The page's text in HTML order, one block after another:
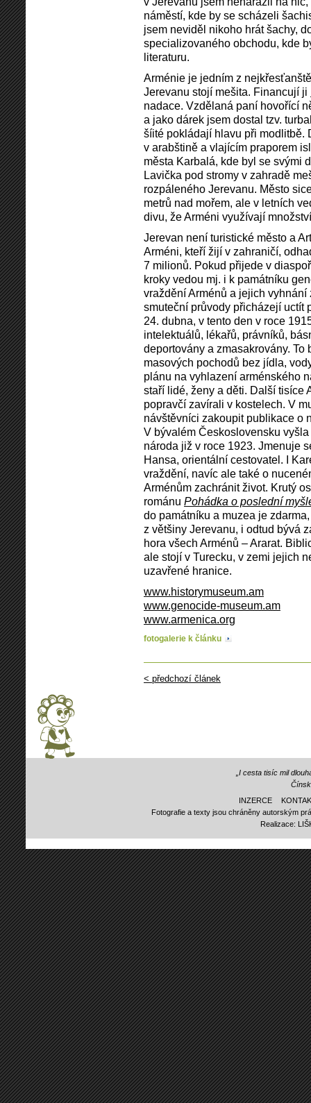
náměstí, kde by se scházeli
jsem neviděl nikoho hrát šachy,
specializovaného obchodu, kde
literaturu.
Arménie je jedním z
Jerevanu stojí mešita. Financují ji
nadace. Vzdělaná paní hovořící
a jako dárek jsem dostal tzv.
šíité pokládají hlavu při modlitbě.
v arabštině a vlajícím praporem
města Karbalá, kde byl se svými
Lavička pod stromy v zahradě
rozpáleného Jerevanu. Město
metrů nad mořem, ale v letních
divu, že Arméni využívají
Jerevan není turistické město a
Arméni, kteří žijí v zahraničí,
7 milionů. Pokud přijede v
kroky vedou mj. i k památníku
vraždění Arménů a jejich
smuteční průvody přicházejí uctít
24. dubna, v tento den v roce
intelektuálů, lékařů, právníků,
deportovány a zmasakrovány.
masových pochodů bez jídla,
plánu na vyhlazení arménského
staří lidé, ženy a děti. Další tisíce
popravčí zavírali v kostelech. V
návštěvníci zakoupit publikace o
V bývalém Československu
národa již v roce 1923. Jmenuje
Hansa, orientální cestovatel. I
vraždění, navíc ale také o
Arménům zachránit život. Krutý
románu Pohádka o poslední
do památníku a muzea je
z většiny Jerevanu, i odtud bývá
hora všech Arménů – Ararat.
ale stojí v Turecku, v zemi jejich
uzavřené hranice.
www.historymuseum.am
www.genocide-museum.am
www.armenica.org
fotogalerie k článku
< předchozí článek
„I cesta tisíc mil
INZERCE
Fotografie a texty jsou chráněny autorským
Realizace: